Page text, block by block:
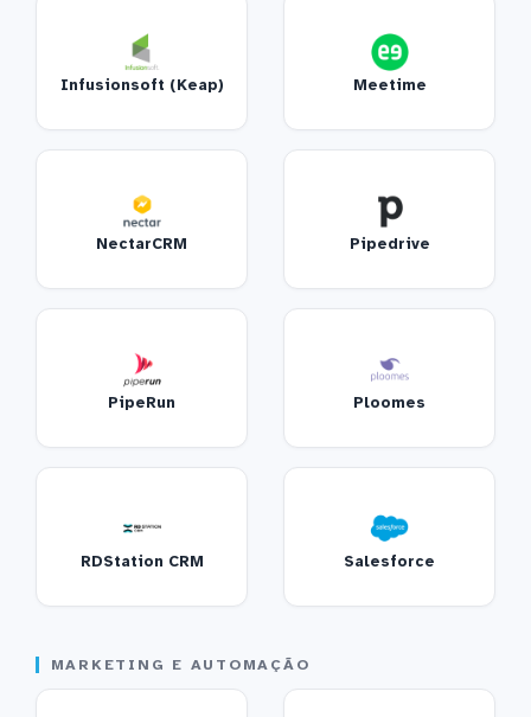
Infusionsoft (Keap) Meetime
NectarCRM Pipedrive
PipeRun Ploomes
RDStation CRM Salesforce
MARKETING E AUTOMAÇÃO